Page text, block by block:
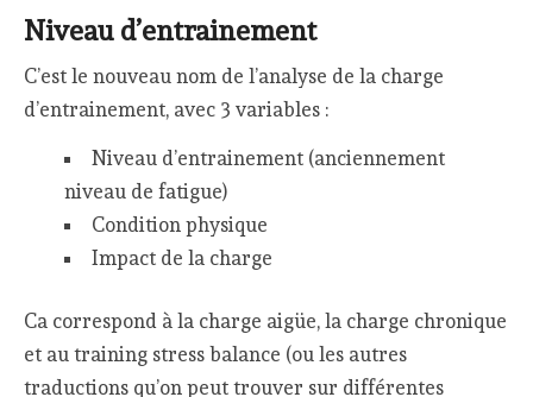
Niveau d’entrainement
C’est le nouveau nom de l’analyse de la charge
d’entrainement, avec 3 variables :
Niveau d’entrainement (anciennement
niveau de fatigue)
Condition physique
Impact de la charge
Ca correspond à la charge aigüe, la charge chronique
et au training stress balance (ou les autres
traductions qu’on peut trouver sur différentes